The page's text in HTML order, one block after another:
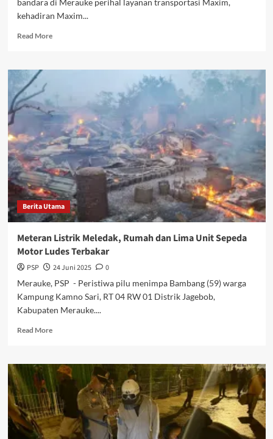
bandara di Merauke perihal layanan transportasi Maxim,
kehadiran Maxim...
Read MoreRead
Soal
Angkot
dan
Taksi
Bandara,
Ini
tanggapan
Maxim
Berita Utama
Meteran Listrik Meledak, Rumah dan Lima Unit Sepeda
Motor Ludes Terbakar
PSP 24 Juni 2025
0
Merauke, PSP - Peristiwa pilu menimpa Bambang (59) warga
Kampung Kamno Sari, RT 04 RW 01 Distrik Jagebob,
Kabupaten Merauke....
Read MoreRead
Meteran
Listrik
Meledak,
Rumah
dan
Lima
Unit